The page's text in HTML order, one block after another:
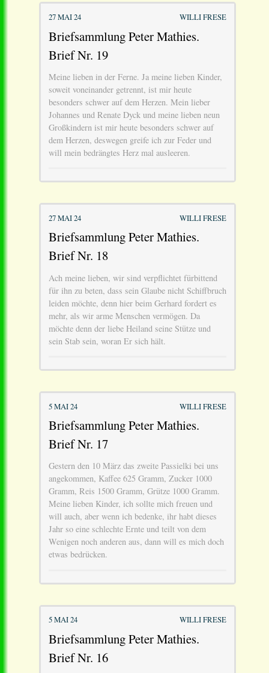
27 MAI 24 WILLI FRESE
Briefsammlung Peter Mathies.
Brief Nr. 19
Meine lieben in der Ferne. Ja meine lieben Kinder,
soweit voneinander getrennt, ist mir heute
besonders schwer auf dem Herzen. Mein lieber
Johannes und Renate Dyck und meine lieben neun
Großkindern ist mir heute besonders schwer auf
dem Herzen, deswegen greife ich zur Feder und
will mein bedrängtes Herz mal ausleeren.
27 MAI 24 WILLI FRESE
Briefsammlung Peter Mathies.
Brief Nr. 18
Ach meine lieben, wir sind verpflichtet fürbittend
für ihn zu beten, dass sein Glaube nicht Schiffbruch
leiden möchte, denn hier beim Gerhard fordert es
mehr, als wir arme Menschen vermögen. Da
möchte denn der liebe Heiland seine Stütze und
sein Stab sein, woran Er sich hält.
5 MAI 24 WILLI FRESE
Briefsammlung Peter Mathies.
Brief Nr. 17
Gestern den 10 März das zweite Passielki bei uns
angekommen, Kaffee 625 Gramm, Zucker 1000
Gramm, Reis 1500 Gramm, Grütze 1000 Gramm.
Meine lieben Kinder, ich sollte mich freuen und
will auch, aber wenn ich bedenke, ihr habt dieses
Jahr so eine schlechte Ernte und teilt von dem
Wenigen noch anderen aus, dann will es mich doch
etwas bedrücken.
5 MAI 24 WILLI FRESE
Briefsammlung Peter Mathies.
Brief Nr. 16